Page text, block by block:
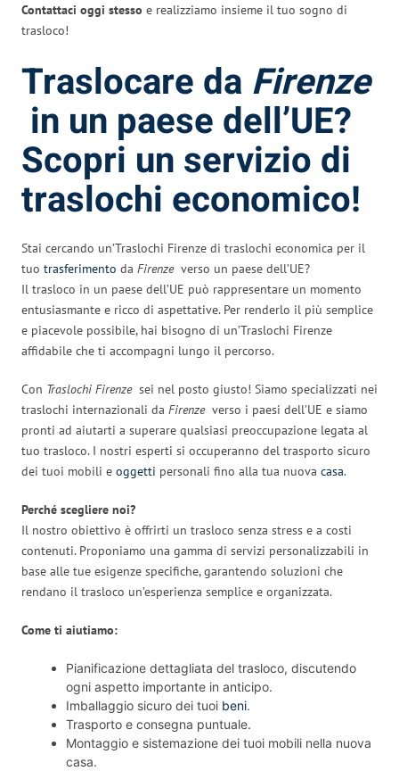
Contattaci oggi stesso e realizziamo insieme il tuo sogno di
trasloco!
Traslocare da Firenze
in un paese dell’UE?
Scopri un servizio di
traslochi economico!
Stai cercando un’Traslochi Firenze di traslochi economica per il
tuo trasferimento da Firenze verso un paese dell’UE?
Il trasloco in un paese dell’UE può rappresentare un momento
entusiasmante e ricco di aspettative. Per renderlo il più semplice
e piacevole possibile, hai bisogno di un’Traslochi Firenze
affidabile che ti accompagni lungo il percorso.
Con Traslochi Firenze sei nel posto giusto! Siamo specializzati nei
traslochi internazionali da Firenze verso i paesi dell’UE e siamo
pronti ad aiutarti a superare qualsiasi preoccupazione legata al
tuo trasloco. I nostri esperti si occuperanno del trasporto sicuro
dei tuoi mobili e oggetti personali fino alla tua nuova casa.
Perché scegliere noi?
Il nostro obiettivo è offrirti un trasloco senza stress e a costi
contenuti. Proponiamo una gamma di servizi personalizzabili in
base alle tue esigenze specifiche, garantendo soluzioni che
rendano il trasloco un’esperienza semplice e organizzata.
Come ti aiutiamo:
Pianificazione dettagliata del trasloco, discutendo
ogni aspetto importante in anticipo.
Imballaggio sicuro dei tuoi beni.
Trasporto e consegna puntuale.
Montaggio e sistemazione dei tuoi mobili nella nuova
casa.